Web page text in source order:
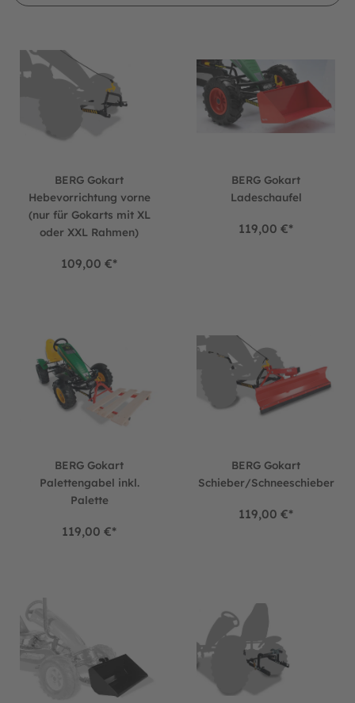
BERG Gokart
Hebevorrichtung vorne
(nur für Gokarts mit XL
oder XXL Rahmen)
109,00 €*
BERG Gokart
Ladeschaufel
119,00 €*
BERG Gokart
Palettengabel inkl.
Palette
119,00 €*
BERG Gokart
Schieber/Schneeschieber
119,00 €*